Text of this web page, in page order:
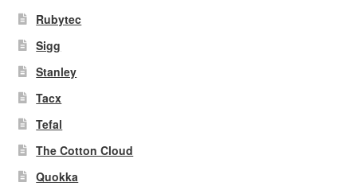
Rubytec
Sigg
Stanley
Tacx
Tefal
The Cotton Cloud
Quokka